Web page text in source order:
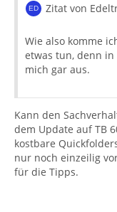
Zitat von
Wie also komme
etwas tun, denn
mich gar aus.
Kann den
dem Update auf TB
kostbare
nur noch einzeilig
für die Tipps.